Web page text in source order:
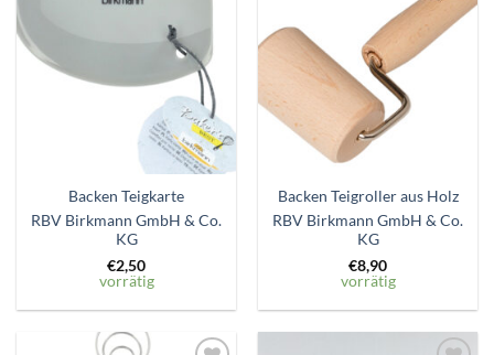
Wunschzettel
hinzufügen
Backen Teigkarte
RBV Birkmann GmbH & Co.
KG
€2,50
vorrätig
Zum
Wunschzettel
hinzufügen
Backen Teigroller aus Holz
RBV Birkmann GmbH & Co.
KG
€8,90
vorrätig